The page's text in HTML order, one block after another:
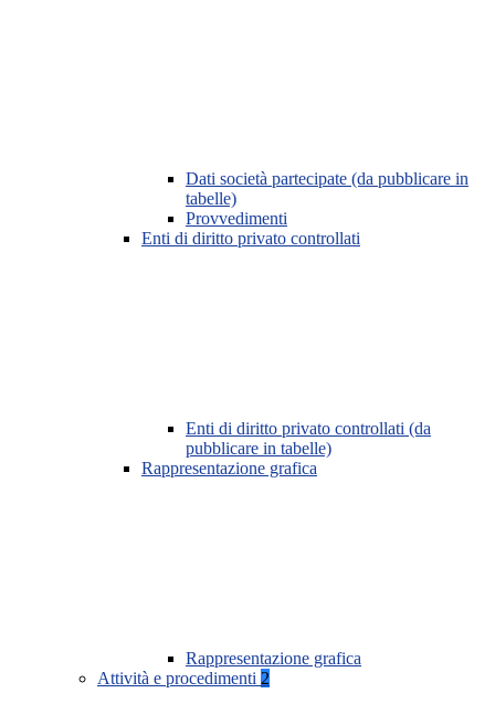
Dati società partecipate (da pubblicare in
tabelle)
Provvedimenti
Enti di diritto privato controllati
Enti di diritto privato controllati (da
pubblicare in tabelle)
Rappresentazione grafica
Rappresentazione grafica
Attività e procedimenti 2